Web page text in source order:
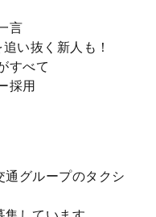
言
い抜く新人も！
すべて
採用
通グループのタクシ